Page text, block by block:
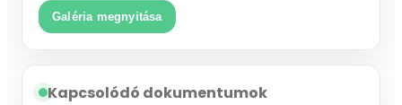
Galéria megnyitása
Kapcsolódó dokumentumok